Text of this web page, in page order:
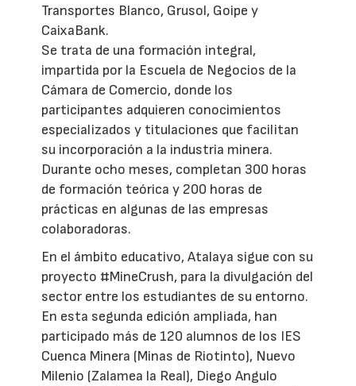
Transportes Blanco, Grusol, Goipe y
CaixaBank.
Se trata de una formación integral,
impartida por la Escuela de Negocios de la
Cámara de Comercio, donde los
participantes adquieren conocimientos
especializados y titulaciones que facilitan
su incorporación a la industria minera.
Durante ocho meses, completan 300 horas
de formación teórica y 200 horas de
prácticas en algunas de las empresas
colaboradoras.
En el ámbito educativo, Atalaya sigue con su
proyecto #MineCrush, para la divulgación del
sector entre los estudiantes de su entorno.
En esta segunda edición ampliada, han
participado más de 120 alumnos de los IES
Cuenca Minera (Minas de Riotinto), Nuevo
Milenio (Zalamea la Real), Diego Angulo